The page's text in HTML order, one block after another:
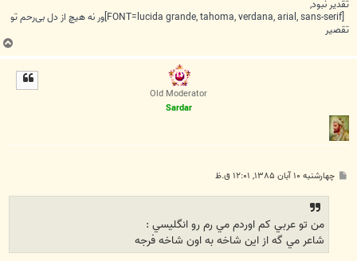
تقدیر نبود,
[FONT=lucida grande, tahoma, verdana, arial, sans-serif]ور نه هیچ از دل بی‌رحم تو
تقصیر
ب
ا
Old Moderator
Sardar
پ چهارشنبه ۱۰ آبان ۱۳۸۵, ۱۲:۰۱ ق.ظ
من تو عربي كم اوردم مي رم رو انگليسي :
شاعر مي گه از اين شاخه به اون شاخه فرجه